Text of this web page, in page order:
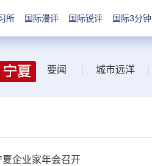
所 国际漫评 国际锐评 国际3分钟
要闻 城市远洋
夏企业家年会召开